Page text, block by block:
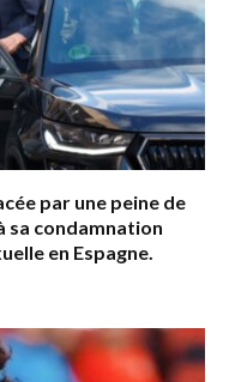
par une peine de
sa condamnation
en Espagne.